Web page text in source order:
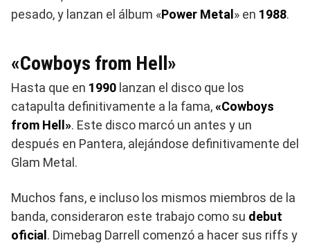
pesado, y lanzan el álbum «Power Metal » en 1988.
«Cowboys from Hell»
Hasta que en 1990 lanzan el disco que los
catapulta definitivamente a la fama,«Cowboys
from Hell». Este disco marcó un antes y un
después en Pantera, alejándose definitivamente del
Glam Metal.
Muchos fans, e incluso los mismos miembros de la
banda, consideraron este trabajo como su debut
oficial . Dimebag Darrell comenzó a hacer sus riffs y